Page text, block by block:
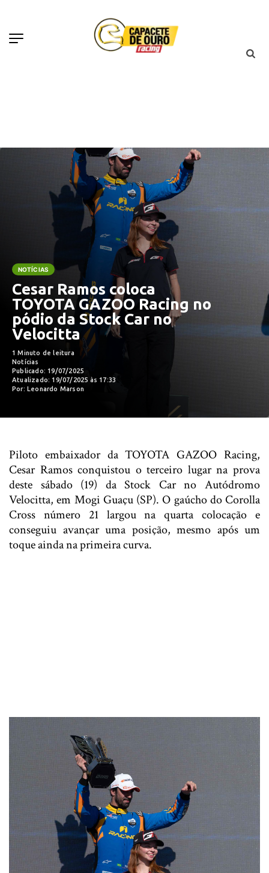
NOTÍCIAS
Cesar Ramos coloca
TOYOTA GAZOO Racing no
pódio da Stock Car no
Velocitta
1 Minuto de leitura
Notícias
Publicado: 19/07/2025
Atualizado: 19/07/2025 às 17:33
Por: Leonardo Marson
Piloto embaixador da TOYOTA GAZOO Racing,
Cesar Ramos conquistou o terceiro lugar na prova
deste sábado (19) da Stock Car no Autódromo
Velocitta, em Mogi Guaçu (SP). O gaúcho do Corolla
Cross número 21 largou na quarta colocação e
conseguiu avançar uma posição, mesmo após um
toque ainda na primeira curva.